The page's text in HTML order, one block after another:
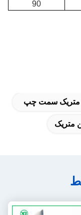
90
سمت چپ
متریک